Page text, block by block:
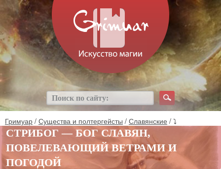
Гримуар / Существа и полтергейсты / Славянские / ⤵
СТРИБОГ — БОГ СЛАВЯН,
ПОВЕЛЕВАЮЩИЙ ВЕТРАМИ И
ПОГОДОЙ